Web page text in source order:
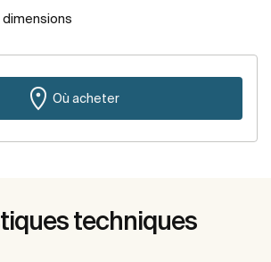
Où acheter
techniques